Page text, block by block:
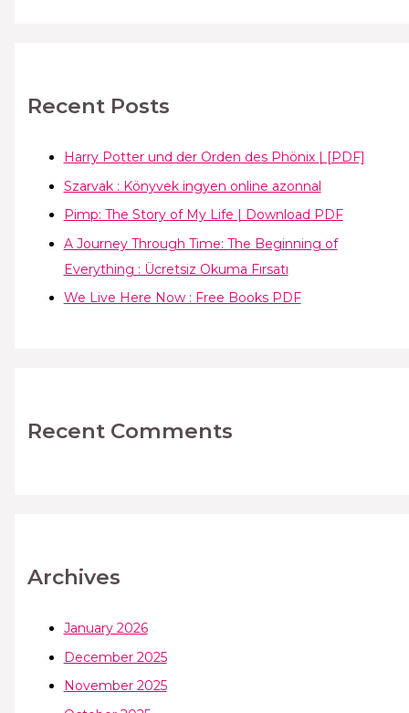
Recent Posts
Harry Potter und der Orden des Phönix | [PDF]
Szarvak : Könyvek ingyen online azonnal
Pimp: The Story of My Life | Download PDF
A Journey Through Time: The Beginning of
Everything : Ücretsiz Okuma Fırsatı
We Live Here Now : Free Books PDF
Recent Comments
Archives
January 2026
December 2025
November 2025